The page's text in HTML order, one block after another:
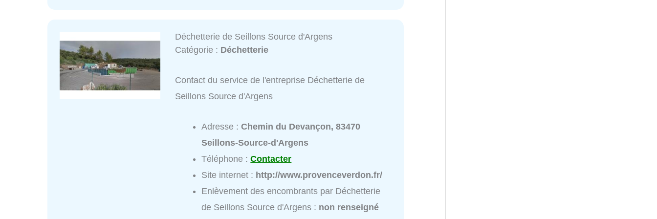
Déchetterie de Seillons Source d'Argens
Catégorie : Déchetterie
Contact du service de l'entreprise Déchetterie de
Seillons Source d'Argens
Adresse :Chemin du Devançon, 83470
Seillons-Source-d'Argens
Téléphone :Contacter
Site internet : http://www.provenceverdon.fr/
Enlèvement des encombrants par Déchetterie
de Seillons Source d'Argens : non renseigné